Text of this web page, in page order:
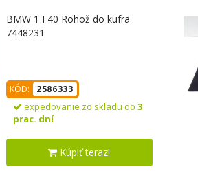
BMW 1 F40 Rohož do kufra
7448231
KÓD: 2586333
expedovanie zo skladu do 3
prac. dní
Kúpiť teraz!